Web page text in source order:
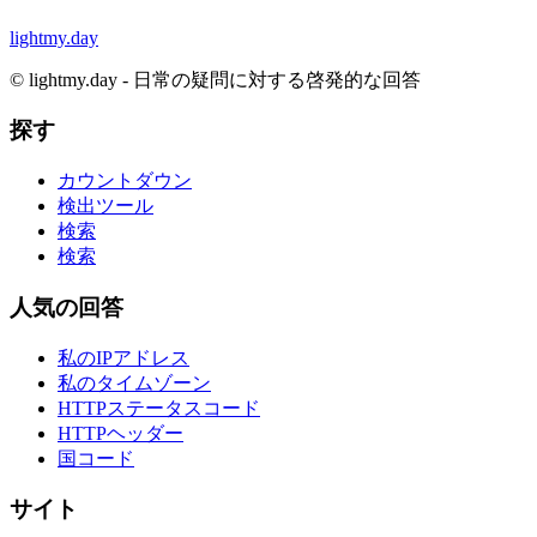
lightmy.day
© lightmy.day - 日常の疑問に対する啓発的な回答
探す
カウントダウン
検出ツール
検索
検索
人気の回答
私のIPアドレス
私のタイムゾーン
HTTPステータスコード
HTTPヘッダー
国コード
サイト